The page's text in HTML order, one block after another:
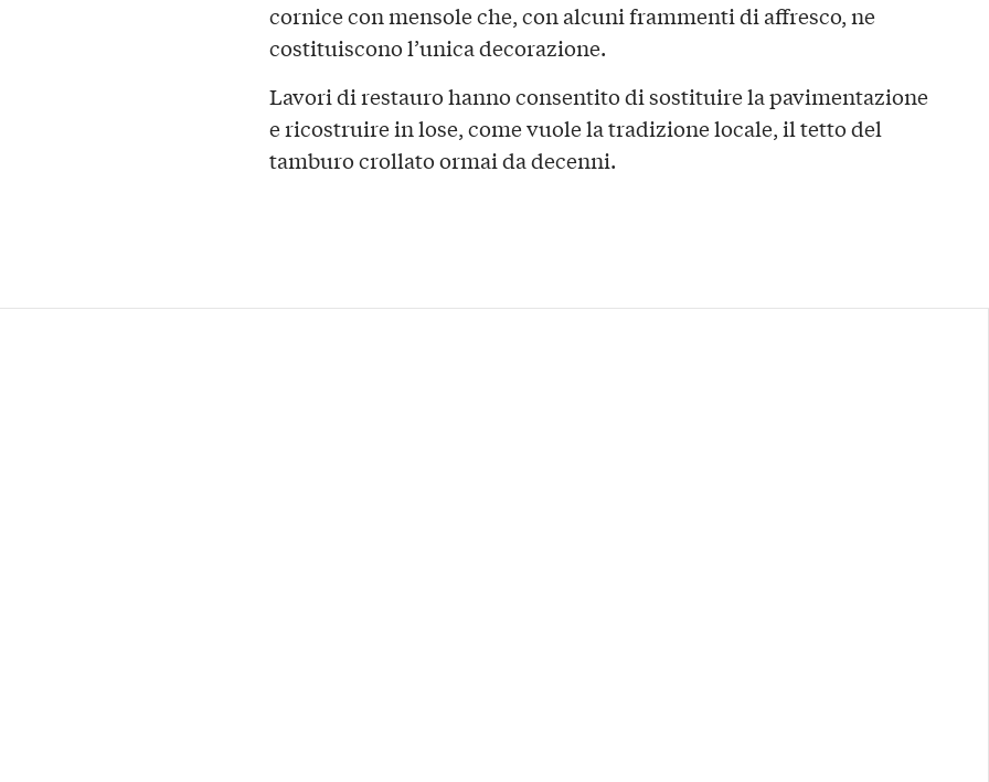
cornice con mensole che, con alcuni frammenti di affresco, ne
costituiscono l’unica decorazione.
Lavori di restauro hanno consentito di sostituire la pavimentazione
e ricostruire in lose, come vuole la tradizione locale, il tetto del
tamburo crollato ormai da decenni.